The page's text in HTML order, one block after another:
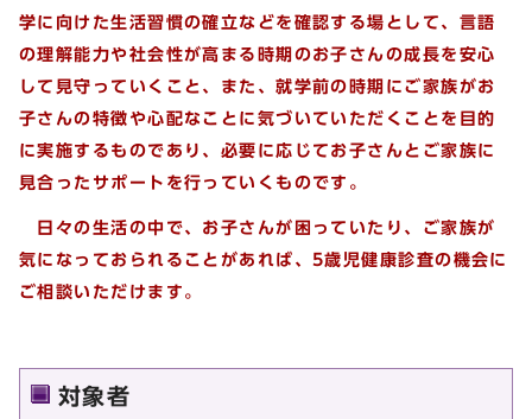
学に向けた生活習慣の確立などを確認する場として、言語
の理解能力や社会性が高まる時期のお子さんの成長を安心
して見守っていくこと、また、就学前の時期にご家族がお
子さんの特徴や心配なことに気づいていただくことを目的
に実施するものであり、必要に応じてお子さんとご家族に
見合ったサポートを行っていくものです 。
日々の生活の中で、お子さんが困っていたり、ご家族が
気になっておられることがあれば、5歳児健康診査の機会に
ご相談いただけます 。
対象者